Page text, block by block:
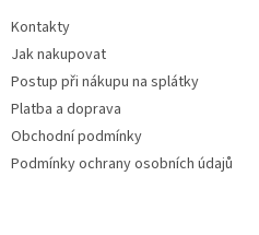
Kontakty
Jak nakupovat
Postup při nákupu na splátky
Platba a doprava
Obchodní podmínky
Podmínky ochrany osobních údajů